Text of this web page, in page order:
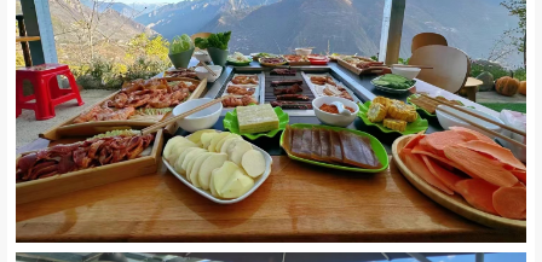
在半山位置羌家小院，还可以品尝自助烧烤，蓝天白云下，惬意的享